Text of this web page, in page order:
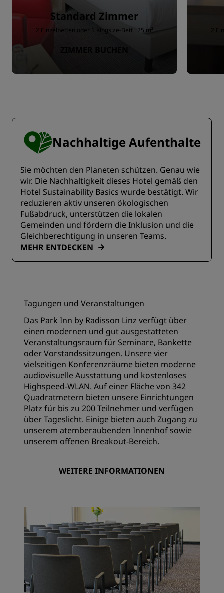
Standard Zimmer
2 Einzelbetten oder 1 Kingsize-Bett · 25 m²
ZIMMER BUCHEN
2
Nachhaltige Aufenthalte
Sie möchten den Planeten schützen. Genau wie
wir. Die Nachhaltigkeit dieses Hotel gemäß den
Hotel Sustainability Basics wurde bestätigt. Wir
reduzieren aktiv unseren ökologischen
Fußabdruck, unterstützen die lokalen
Gemeinden und fördern die Inklusion und die
Gleichberechtigung in unseren Teams.
MEHR ENTDECKEN
Tagungen und Veranstaltungen
Das Park Inn by Radisson Linz verfügt über
einen modernen und gut ausgestatteten
Veranstaltungsraum für Seminare, Bankette
oder Vorstandssitzungen. Unsere vier
vielseitigen Konferenzräume bieten moderne
audiovisuelle Ausstattung und kostenloses
Highspeed-WLAN. Auf einer Fläche von 342
Quadratmetern bieten unsere Einrichtungen
Platz für bis zu 200 Teilnehmer und verfügen
über Tageslicht. Einige bieten auch Zugang zu
unserem atemberaubenden Innenhof sowie
unserem offenen Breakout-Bereich.
WEITERE INFORMATIONEN